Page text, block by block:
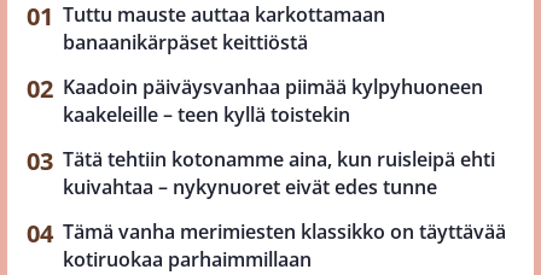
Tuttu mauste auttaa karkottamaan
banaanikärpäset keittiöstä
Kaadoin päiväysvanhaa piimää kylpyhuoneen
kaakeleille – teen kyllä toistekin
Tätä tehtiin kotonamme aina, kun ruisleipä ehti
kuivahtaa – nykynuoret eivät edes tunne
Tämä vanha merimiesten klassikko on täyttävää
kotiruokaa parhaimmillaan